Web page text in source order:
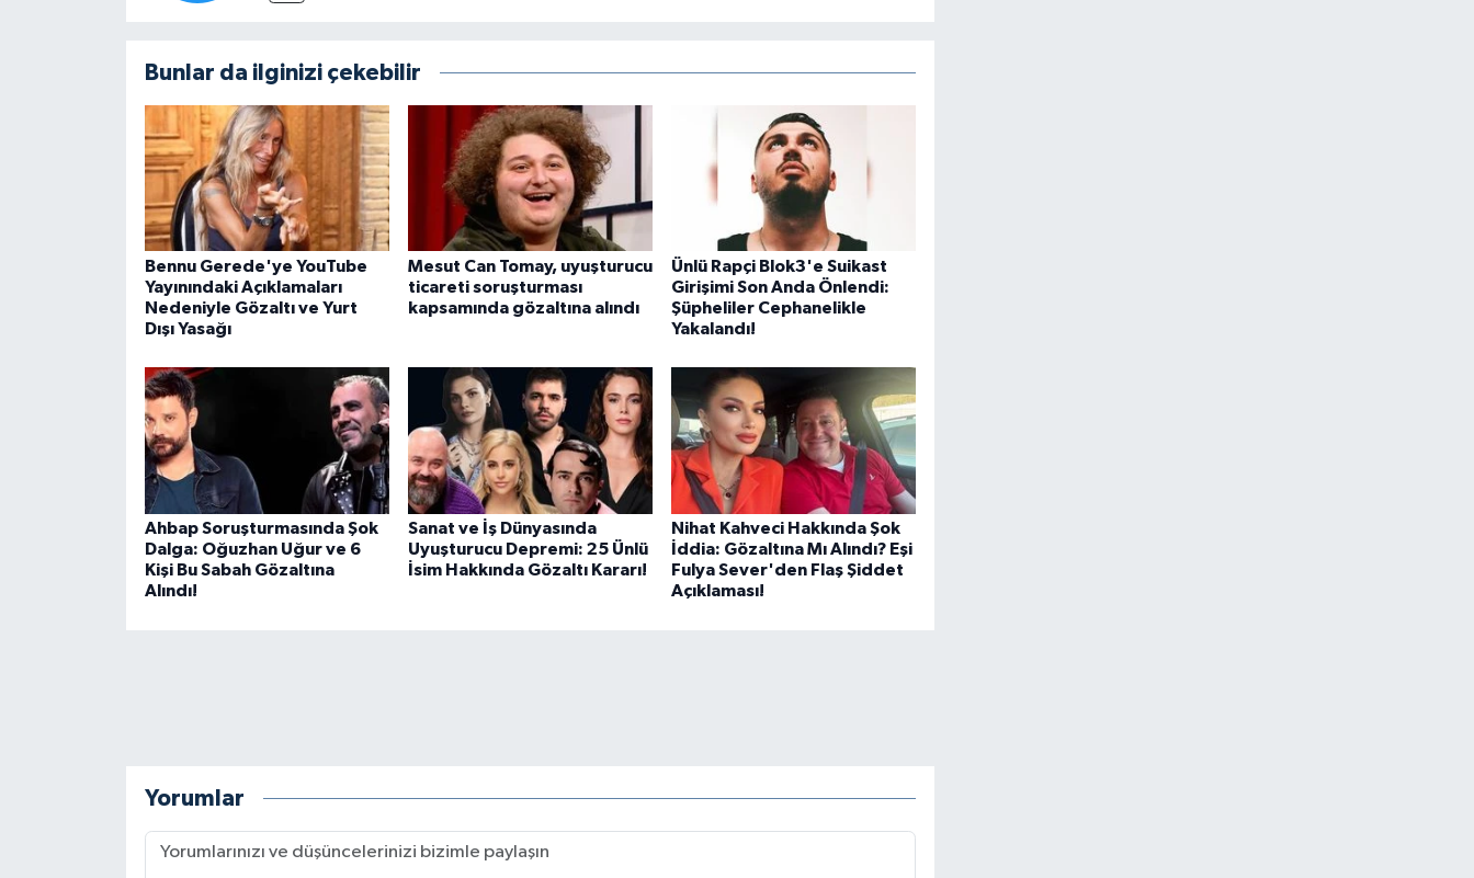
Bunlar da ilginizi çekebilir
Bennu Gerede'ye YouTube
Yayınındaki Açıklamaları
Nedeniyle Gözaltı ve Yurt
Dışı Yasağı
Mesut Can Tomay, uyuşturucu
ticareti soruşturması
kapsamında gözaltına alındı
Ünlü Rapçi Blok3'e Suikast
Girişimi Son Anda Önlendi:
Şüpheliler Cephanelikle
Yakalandı!
Ahbap Soruşturmasında Şok
Dalga: Oğuzhan Uğur ve 6
Kişi Bu Sabah Gözaltına
Alındı!
Sanat ve İş Dünyasında
Uyuşturucu Depremi: 25 Ünlü
İsim Hakkında Gözaltı Kararı!
Nihat Kahveci Hakkında Şok
İddia: Gözaltına Mı Alındı? Eşi
Fulya Sever'den Flaş Şiddet
Açıklaması!
Yorumlar